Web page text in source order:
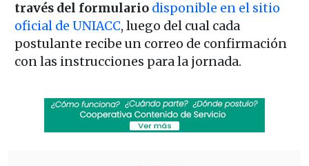
través del formulario disponible en el sitio
oficial de UNIACC, luego del cual cada
postulante recibe un correo de confirmación
con las instrucciones para la jornada.